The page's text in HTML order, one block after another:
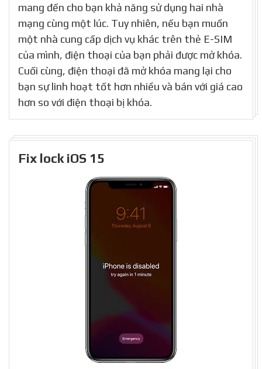
mang đến cho bạn khả năng sử dụng hai nhà
mạng cùng một lúc. Tuy nhiên, nếu bạn muốn
một nhà cung cấp dịch vụ khác trên thẻ E-SIM
của mình, điện thoại của bạn phải được mở khóa.
Cuối cùng, điện thoại đã mở khóa mang lại cho
bạn sự linh hoạt tốt hơn nhiều và bán với giá cao
hơn so với điện thoại bị khóa.
Fix lock iOS 15